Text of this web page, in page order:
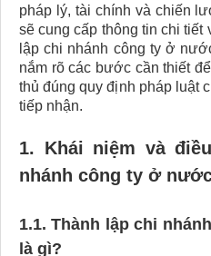
pháp lý, tài chính và chiến
sẽ cung cấp thông tin chi tiết
lập chi nhánh công ty ở
nắm rõ các bước cần thiết
thủ đúng quy định pháp luật
tiếp nhận.
1. Khái niệm và
nhánh công ty ở
1.1. Thành lập chi
là gì?